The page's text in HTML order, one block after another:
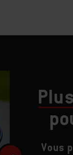
Plus
Vous